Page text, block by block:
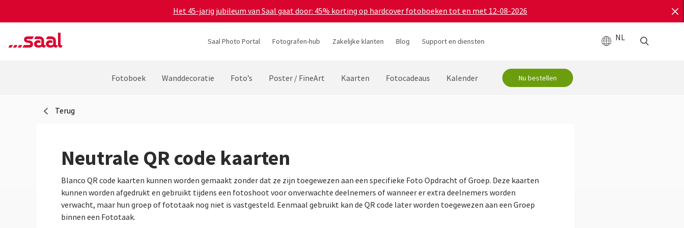
Het 45-jarig jubileum van Saal gaat door: 45% korting op hardcover fotoboeken tot en met 12-08-2026
Saal Photo Portal Fotografen-hub Zakelijke klanten Blog Support en diensten NL
Fotoboek Wanddecoratie Foto’s Poster / FineArt Kaarten Fotocadeaus Kalender Nu bestellen
Terug
Neutrale QR code kaarten
Blanco QR code kaarten kunnen worden gemaakt zonder dat ze zijn toegewezen aan een specifieke Foto Opdracht of Groep. Deze kaarten
kunnen worden afgedrukt en gebruikt tijdens een fotoshoot voor onverwachte deelnemers of wanneer er extra deelnemers worden
verwacht, maar hun groep of fototaak nog niet is vastgesteld. Eenmaal gebruikt kan de QR code later worden toegewezen aan een Groep
binnen een Fototaak.